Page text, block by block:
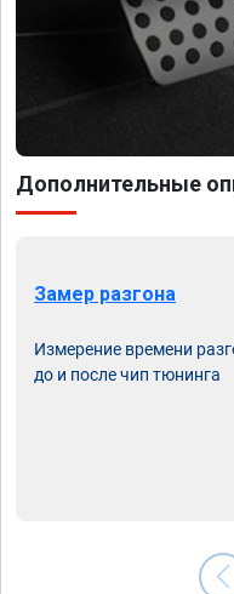
Дополнительные
Замер разгона
Измерение времени
до и после чип тюнинга